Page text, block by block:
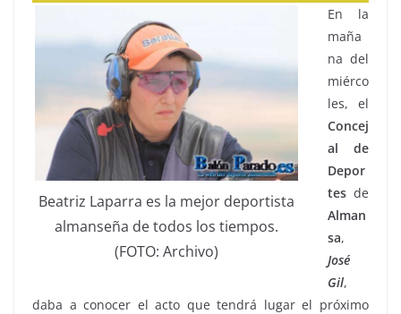
Beatriz Laparra es la mejor deportista
almanseña de todos los tiempos.
(FOTO: Archivo)
En la
maña
na del
miérco
les, el
Concej
al de
Depor
tes de
Alman
sa,
José
Gil,
daba a conocer el acto que tendrá lugar el próximo